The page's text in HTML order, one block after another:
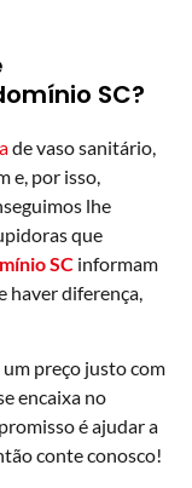
SC?
de vaso sanitário,
e, por isso,
lhe
que
SC informam
haver diferença,
preço justo com
encaixa no
é ajudar a
conte conosco!